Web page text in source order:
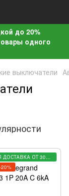
до 20%
одного
выключатели
БЕСПЛАТНАЯ ДОСТАВКА ОТ 3000 ГРН